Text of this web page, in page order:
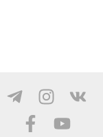
T
I
n
V
F
a
c
Y
u